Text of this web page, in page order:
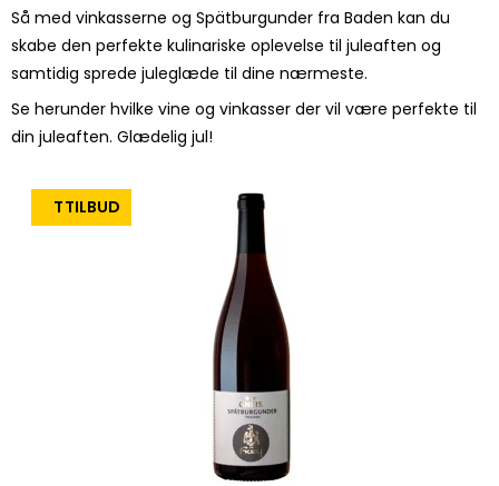
Så med vinkasserne og Spätburgunder fra Baden kan du
skabe den perfekte kulinariske oplevelse til juleaften og
samtidig sprede juleglæde til dine nærmeste.
Se herunder hvilke vine og vinkasser der vil være perfekte til
din juleaften. Glædelig jul!
TILBUD